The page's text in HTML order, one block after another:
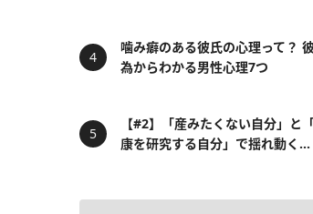
噛み癖のある彼氏の心理って？
為からわかる男性心理7つ
【#2】「産みたくない自分」と
康を研究する自分」で揺れ動く...